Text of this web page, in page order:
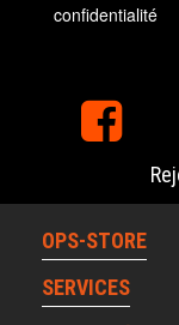
confidentialité
OPS-STORE
SERVICES